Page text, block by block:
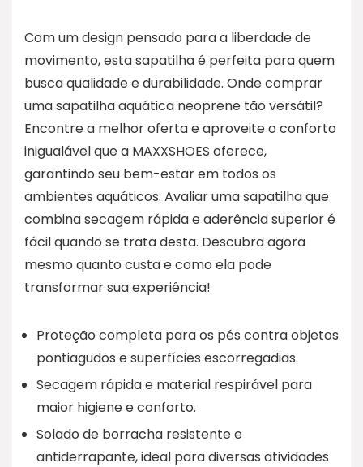
Com um design pensado para a liberdade de
movimento, esta sapatilha é perfeita para quem
busca qualidade e durabilidade. Onde comprar
uma sapatilha aquática neoprene tão versátil?
Encontre a melhor oferta e aproveite o conforto
inigualável que a MAXXSHOES oferece,
garantindo seu bem-estar em todos os
ambientes aquáticos. Avaliar uma sapatilha que
combina secagem rápida e aderência superior é
fácil quando se trata desta. Descubra agora
mesmo quanto custa e como ela pode
transformar sua experiência!
Proteção completa para os pés contra objetos
pontiagudos e superfícies escorregadias.
Secagem rápida e material respirável para
maior higiene e conforto.
Solado de borracha resistente e
antiderrapante, ideal para diversas atividades